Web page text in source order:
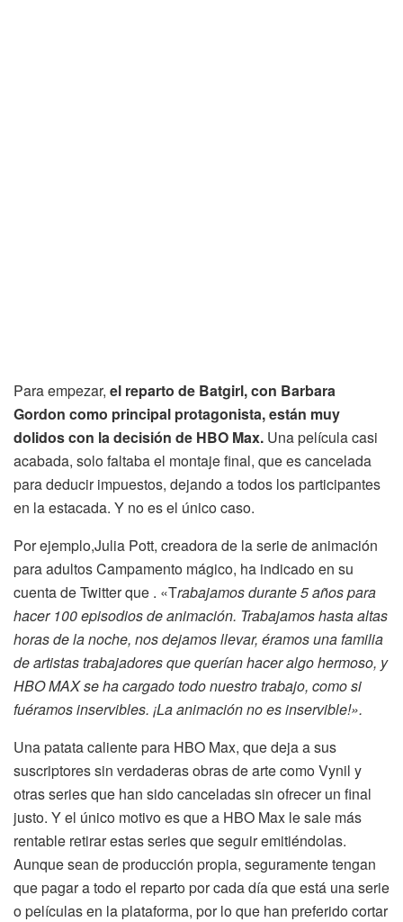
Para empezar, el reparto de Batgirl, con Barbara
Gordon como principal protagonista, están muy
dolidos con la decisión de HBO Max. Una película casi
acabada, solo faltaba el montaje final, que es cancelada
para deducir impuestos, dejando a todos los participantes
en la estacada. Y no es el único caso.
Por ejemplo,Julia Pott, creadora de la serie de animación
para adultos Campamento mágico, ha indicado en su
cuenta de Twitter que . «Trabajamos durante 5 años para
hacer 100 episodios de animación. Trabajamos hasta altas
horas de la noche, nos dejamos llevar, éramos una familia
de artistas trabajadores que querían hacer algo hermoso, y
HBO MAX se ha cargado todo nuestro trabajo, como si
fuéramos inservibles. ¡La animación no es inservible!».
Una patata caliente para HBO Max, que deja a sus
suscriptores sin verdaderas obras de arte como Vynil y
otras series que han sido canceladas sin ofrecer un final
justo. Y el único motivo es que a HBO Max le sale más
rentable retirar estas series que seguir emitiéndolas.
Aunque sean de producción propia, seguramente tengan
que pagar a todo el reparto por cada día que está una serie
o películas en la plataforma, por lo que han preferido cortar